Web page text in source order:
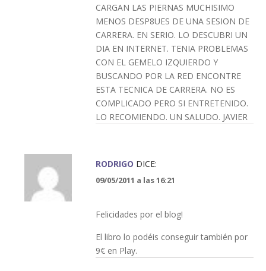
CARGAN LAS PIERNAS MUCHISIMO
MENOS DESP8UES DE UNA SESION DE
CARRERA. EN SERIO. LO DESCUBRI UN
DIA EN INTERNET. TENIA PROBLEMAS
CON EL GEMELO IZQUIERDO Y
BUSCANDO POR LA RED ENCONTRE
ESTA TECNICA DE CARRERA. NO ES
COMPLICADO PERO SI ENTRETENIDO.
LO RECOMIENDO. UN SALUDO. JAVIER
RODRIGO DICE:
09/05/2011 a las 16:21
Felicidades por el blog!
El libro lo podéis conseguir también por
9€ en Play.